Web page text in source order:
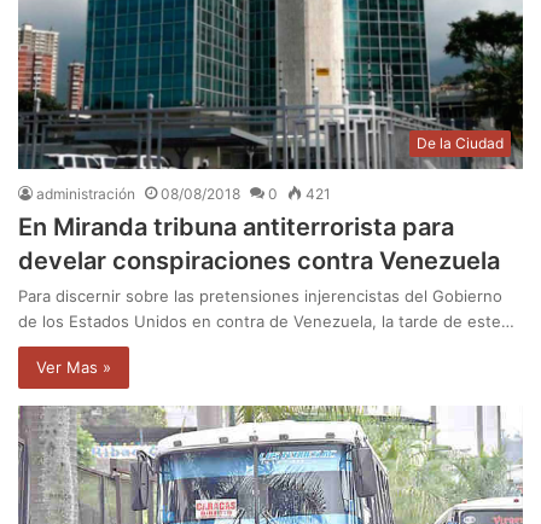
De la Ciudad
administración 08/08/2018 0 421
En Miranda tribuna antiterrorista para
develar conspiraciones contra Venezuela
Para discernir sobre las pretensiones injerencistas del Gobierno
de los Estados Unidos en contra de Venezuela, la tarde de este…
Ver Mas »